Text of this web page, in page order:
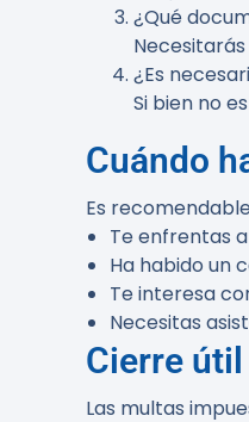
¿Qué
¿Es
Si bien no
Cuándo
Es
Te enfrentas
Ha habido un
Te interesa
Necesitas
Cierre útil
Las multas